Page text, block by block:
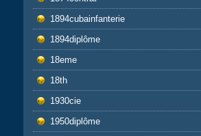
1894cubainfanterie
1894diplôme
18eme
18th
1930cie
1950diplôme